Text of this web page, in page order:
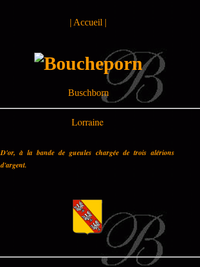
| Accueil |
Buschborn
Lorraine
D'or, à la bande de gueules chargée de trois alérions
d'argent.